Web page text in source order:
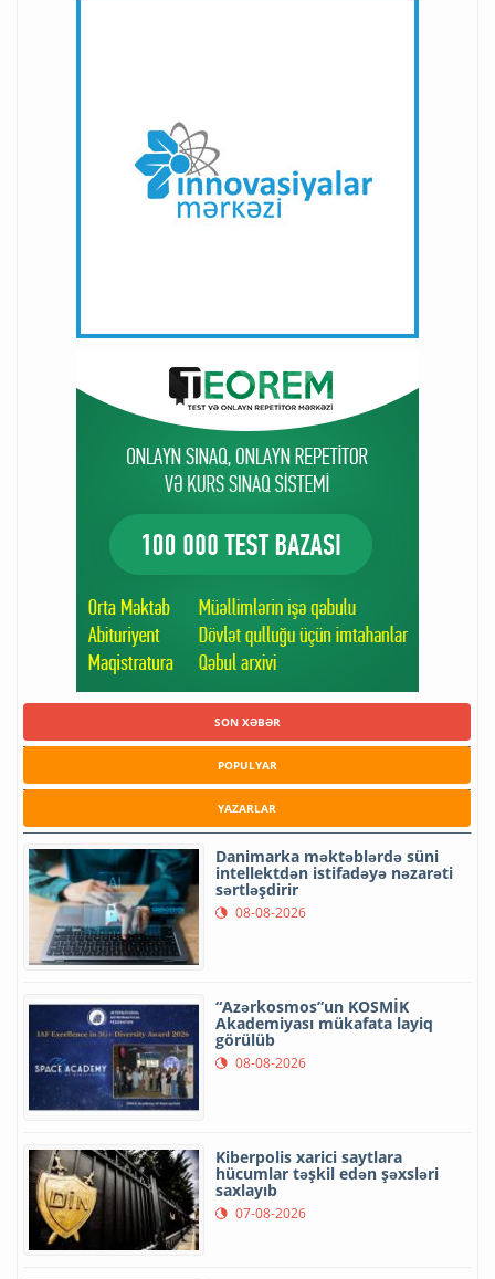
SON XƏBƏR
POPULYAR
YAZARLAR
Danimarka məktəblərdə süni
intellektdən istifadəyə nəzarəti
sərtləşdirir
08-08-2026
“Azərkosmos”un KOSMİK
Akademiyası mükafata layiq
görülüb
08-08-2026
Kiberpolis xarici saytlara
hücumlar təşkil edən şəxsləri
saxlayıb
07-08-2026